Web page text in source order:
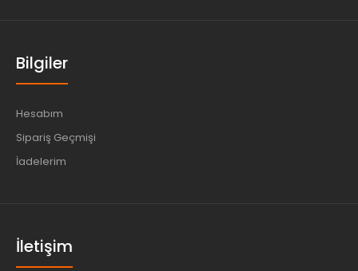
Bilgiler
Hesabım
Sipariş Geçmişi
İadelerim
İletişim